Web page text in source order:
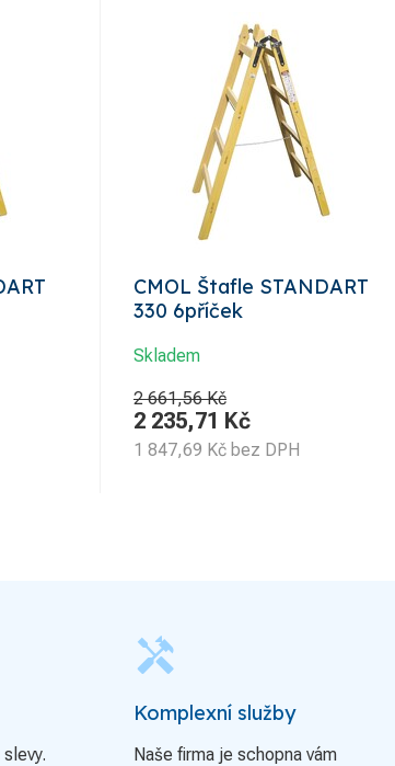
CMOL Štafle STANDART
330 6příček
Skladem
2 661,56 Kč
2 235,71 Kč
1 847,69 Kč bez DPH
handyman
Komplexní služby
Naše firma je schopna vám